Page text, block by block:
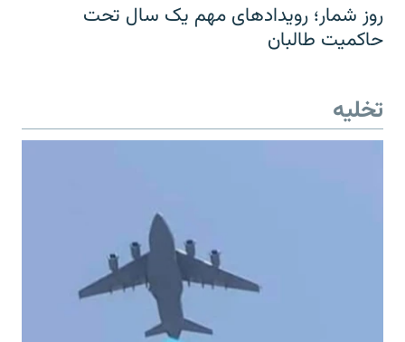
روز شمار؛ رویدادهای مهم یک سال تحت
حاکمیت طالبان
تخلیه